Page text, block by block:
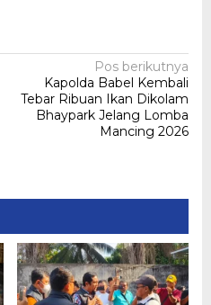
Pos berikutnya
Kapolda Babel Kembali
Tebar Ribuan Ikan Dikolam
Bhaypark Jelang Lomba
Mancing 2026